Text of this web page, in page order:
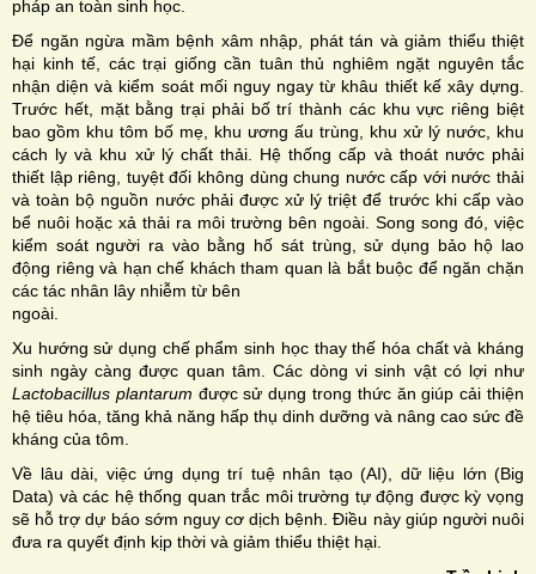
pháp an toàn sinh học.
Để ngăn ngừa mầm bệnh xâm nhập, phát tán và giảm thiểu thiệt
hại kinh tế, các trại giống cần tuân thủ nghiêm ngặt nguyên tắc
nhận diện và kiểm soát mối nguy ngay từ khâu thiết kế xây dựng.
Trước hết, mặt bằng trại phải bố trí thành các khu vực riêng biệt
bao gồm khu tôm bố mẹ, khu ương ấu trùng, khu xử lý nước, khu
cách ly và khu xử lý chất thải. Hệ thống cấp và thoát nước phải
thiết lập riêng, tuyệt đối không dùng chung nước cấp với nước thải
và toàn bộ nguồn nước phải được xử lý triệt để trước khi cấp vào
bể nuôi hoặc xả thải ra môi trường bên ngoài. Song song đó, việc
kiểm soát người ra vào bằng hố sát trùng, sử dụng bảo hộ lao
động riêng và hạn chế khách tham quan là bắt buộc để ngăn chặn
các tác nhân lây nhiễm từ bên
ngoài.
Xu hướng sử dụng chế phẩm sinh học thay thế hóa chất và kháng
sinh ngày càng được quan tâm. Các dòng vi sinh vật có lợi như
Lactobacillus plantarum được sử dụng trong thức ăn giúp cải thiện
hệ tiêu hóa, tăng khả năng hấp thụ dinh dưỡng và nâng cao sức đề
kháng của tôm.
Về lâu dài, việc ứng dụng trí tuệ nhân tạo (AI), dữ liệu lớn (Big
Data) và các hệ thống quan trắc môi trường tự động được kỳ vọng
sẽ hỗ trợ dự báo sớm nguy cơ dịch bệnh. Điều này giúp người nuôi
đưa ra quyết định kịp thời và giảm thiểu thiệt hại.